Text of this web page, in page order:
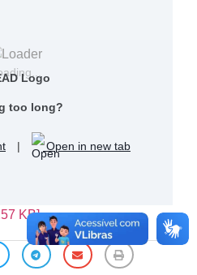
too long?
| Open in new tab
KB]